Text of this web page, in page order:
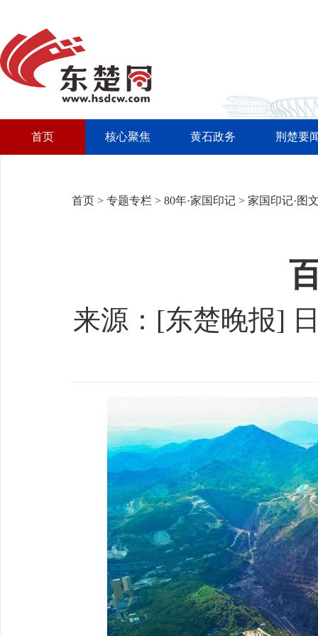
首页 核心聚焦 黄石政务 荆楚要
首页 > 专题专栏 > 80年·家国印记 > 家国印记·图
来源：[东楚晚报]